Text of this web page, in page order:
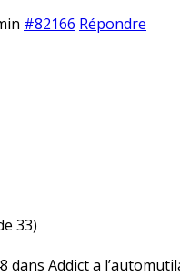
#82166 Répondre
33)
dans Addict a